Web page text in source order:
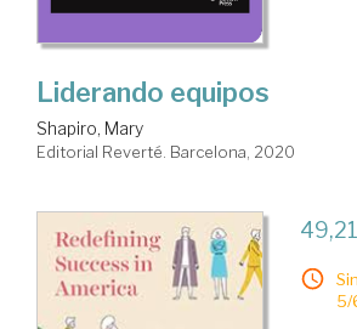
Liderando equipos
Shapiro, Mary
Editorial Reverté. Barcelona, 2020
5/